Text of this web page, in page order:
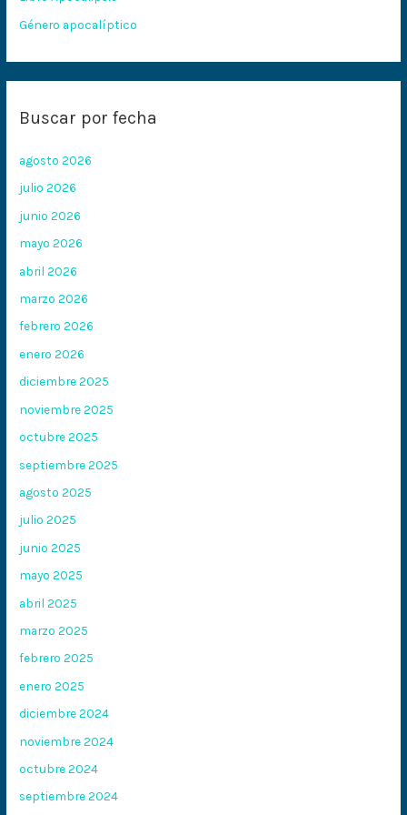
Género apocalíptico
Buscar por fecha
agosto 2026
julio 2026
junio 2026
mayo 2026
abril 2026
marzo 2026
febrero 2026
enero 2026
diciembre 2025
noviembre 2025
octubre 2025
septiembre 2025
agosto 2025
julio 2025
junio 2025
mayo 2025
abril 2025
marzo 2025
febrero 2025
enero 2025
diciembre 2024
noviembre 2024
octubre 2024
septiembre 2024